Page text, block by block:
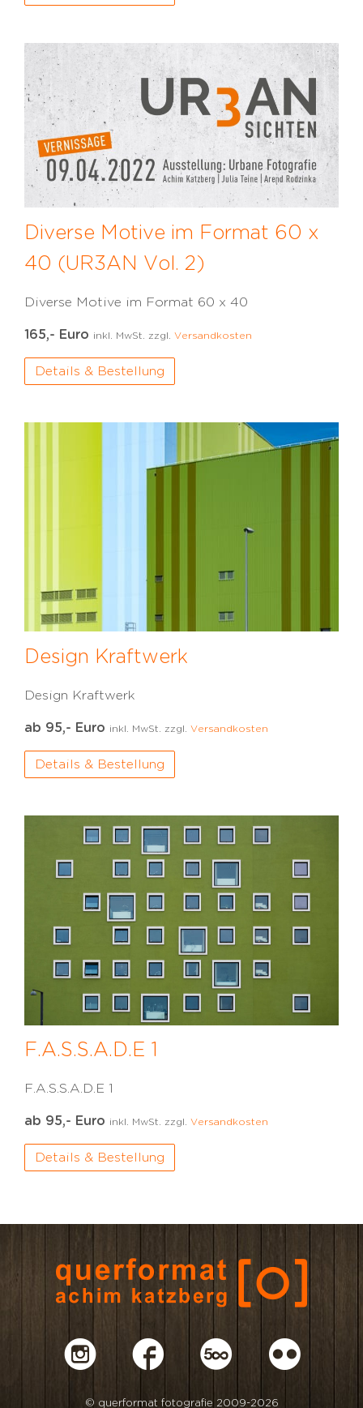
Diverse Motive im Format 60 x
40 (UR3AN Vol. 2)
Diverse Motive im Format 60 x 40
165,- Euro inkl. MwSt. zzgl. Versandkosten
Details & Bestellung
Design Kraftwerk
Design Kraftwerk
ab 95,- Euro inkl. MwSt. zzgl. Versandkosten
Details & Bestellung
F.A.S.S.A.D.E 1
F.A.S.S.A.D.E 1
ab 95,- Euro inkl. MwSt. zzgl. Versandkosten
Details & Bestellung
© querformat fotografie 2009-2026